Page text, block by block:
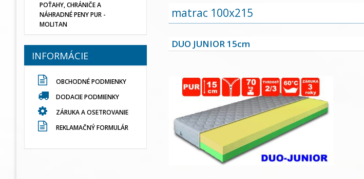
matrac 100x215
DUO JUNIOR 15cm
POŤAHY, CHRÁNIČE A
NÁHRADNÉ PENY PUR -
MOLITAN
INFORMÁCIE
OBCHODNÉ PODMIENKY
DODACIE PODMIENKY
ZÁRUKA A OSETROVANIE
REKLAMAČNÝ FORMULÁR